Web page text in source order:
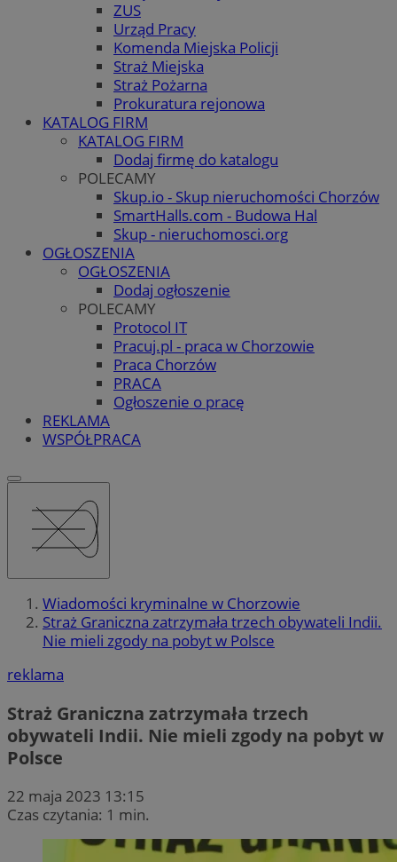
ZUS
Urząd Pracy
Komenda Miejska Policji
Straż Miejska
Straż Pożarna
Prokuratura rejonowa
KATALOG FIRM
KATALOG FIRM
Dodaj firmę do katalogu
POLECAMY
Skup.io - Skup nieruchomości Chorzów
SmartHalls.com - Budowa Hal
Skup - nieruchomosci.org
OGŁOSZENIA
OGŁOSZENIA
Dodaj ogłoszenie
POLECAMY
Protocol IT
Pracuj.pl - praca w Chorzowie
Praca Chorzów
PRACA
Ogłoszenie o pracę
REKLAMA
WSPÓŁPRACA
Wiadomości kryminalne w Chorzowie
Straż Graniczna zatrzymała trzech obywateli Indii.
Nie mieli zgody na pobyt w Polsce
reklama
Straż Graniczna zatrzymała trzech
obywateli Indii. Nie mieli zgody na pobyt w
Polsce
22 maja 2023 13:15
Czas czytania: 1 min.